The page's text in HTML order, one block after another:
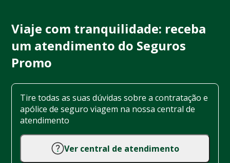
Viaje com tranquilidade: receba
um atendimento do Seguros
Promo
Tire todas as suas dúvidas sobre a contratação e
apólice de seguro viagem na nossa central de
atendimento
Ver central de atendimento